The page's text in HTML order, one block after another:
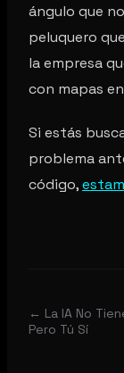
ángulo que
peluquero
la empresa
con mapas
Si estás
problema
código,
← La IA No
Pero Tú Sí